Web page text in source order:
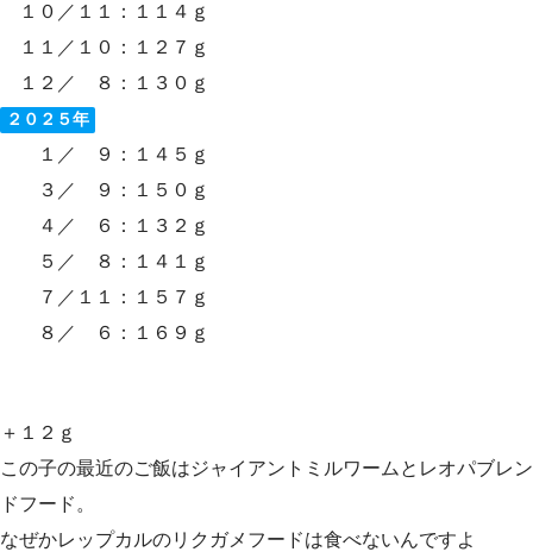
１０／１１：１１４ｇ
１１／１０：１２７ｇ
１２／ ８：１３０ｇ
２０２５年
１／ ９：１４５ｇ
３／ ９：１５０ｇ
４／ ６：１３２ｇ
５／ ８：１４１ｇ
７／１１：１５７ｇ
８／ ６：１６９ｇ
＋１２ｇ
この子の最近のご飯はジャイアントミルワームとレオパブレン
ドフード。
なぜかレップカルのリクガメフードは食べないんですよ